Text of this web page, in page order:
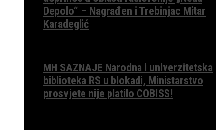
Depolo“ – Nagrađen i Trebinjac Mitar
Karadeglić
MH SAZNAJE Narodna i univerzitetska
biblioteka RS u blokadi, Ministarstvo
prosvjete nije platilo COBISS!